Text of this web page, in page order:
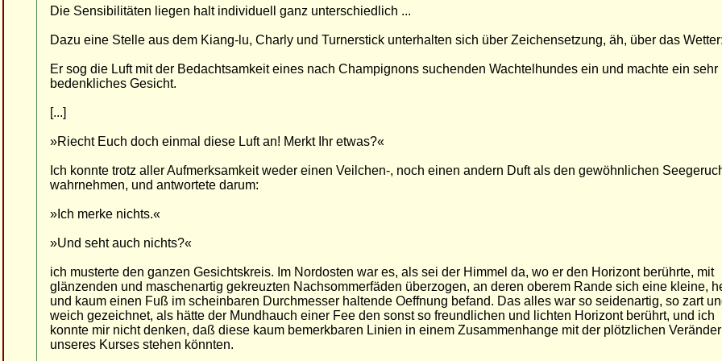
Die Sensibilitäten liegen halt individuell ganz unterschiedlich ...
Dazu eine Stelle aus dem Kiang-lu, Charly und Turnerstick unterhalten sich über Zeichensetzung, äh, über das Wetter:
Er sog die Luft mit der Bedachtsamkeit eines nach Champignons suchenden Wachtelhundes ein und machte ein sehr
bedenkliches Gesicht.
[...]
»Riecht Euch doch einmal diese Luft an! Merkt Ihr etwas?«
Ich konnte trotz aller Aufmerksamkeit weder einen Veilchen-, noch einen andern Duft als den gewöhnlichen
wahrnehmen, und antwortete darum:
»Ich merke nichts.«
»Und seht auch nichts?«
ich musterte den ganzen Gesichtskreis. Im Nordosten war es, als sei der Himmel da, wo er den Horizont berührte, mit
glänzenden und maschenartig gekreuzten Nachsommerfäden überzogen, an deren oberem Rande sich eine kleine,
und kaum einen Fuß im scheinbaren Durchmesser haltende Oeffnung befand. Das alles war so seidenartig, so zart
weich gezeichnet, als hätte der Mundhauch einer Fee den sonst so freundlichen und lichten Horizont berührt, und ich
konnte mir nicht denken, daß diese kaum bemerkbaren Linien in einem Zusammenhange mit der plötzlichen
unseres Kurses stehen könnten.